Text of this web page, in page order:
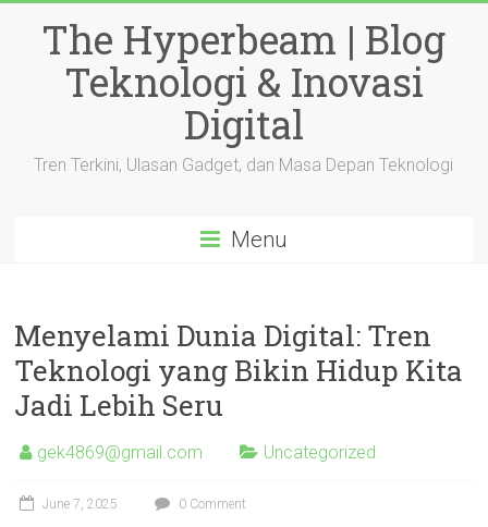
contentThe Hyperbeam | Blog
Teknologi & Inovasi
Digital
Tren Terkini, Ulasan Gadget, dan Masa Depan Teknologi
Menu
Menyelami Dunia Digital: Tren
Teknologi yang Bikin Hidup Kita
Jadi Lebih Seru
gek4869@gmail.com Uncategorized
June 7, 2025 0 Comment